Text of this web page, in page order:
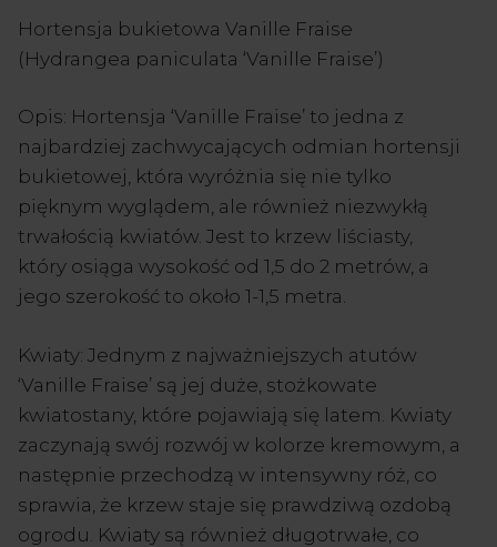
Hortensja bukietowa Vanille Fraise
(Hydrangea paniculata ‘Vanille Fraise’)
Opis: Hortensja ‘Vanille Fraise’ to jedna z
najbardziej zachwycających odmian hortensji
bukietowej, która wyróżnia się nie tylko
pięknym wyglądem, ale również niezwykłą
trwałością kwiatów. Jest to krzew liściasty,
który osiąga wysokość od 1,5 do 2 metrów, a
jego szerokość to około 1-1,5 metra.
Kwiaty: Jednym z najważniejszych atutów
‘Vanille Fraise’ są jej duże, stożkowate
kwiatostany, które pojawiają się latem. Kwiaty
zaczynają swój rozwój w kolorze kremowym, a
następnie przechodzą w intensywny róż, co
sprawia, że krzew staje się prawdziwą ozdobą
ogrodu. Kwiaty są również długotrwałe, co